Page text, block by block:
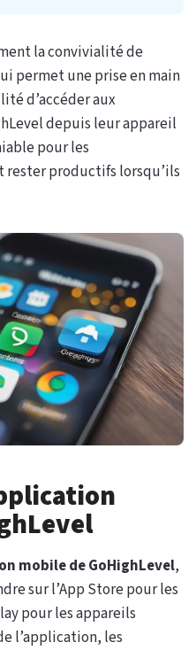
la convivialité de
permet une prise en main
d’accéder aux
depuis leur appareil
pour les
rester productifs lorsqu’ils
mobile de GoHighLevel,
sur l’App Store pour les
pour les appareils
l’application, les